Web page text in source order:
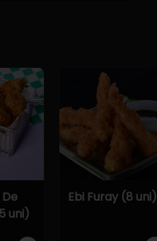
uni)
Ebi Furay (8 uni)